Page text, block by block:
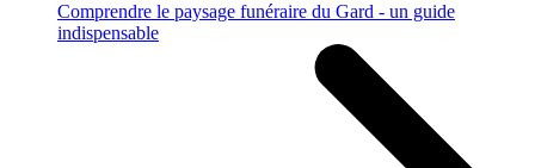
Comprendre le paysage funéraire du Gard - un guide
indispensable